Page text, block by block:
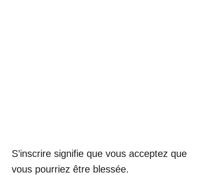
S’inscrire signifie que vous acceptez que
vous pourriez être blessée.